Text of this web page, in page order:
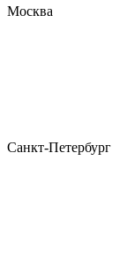
Москва
Санкт-Петербург